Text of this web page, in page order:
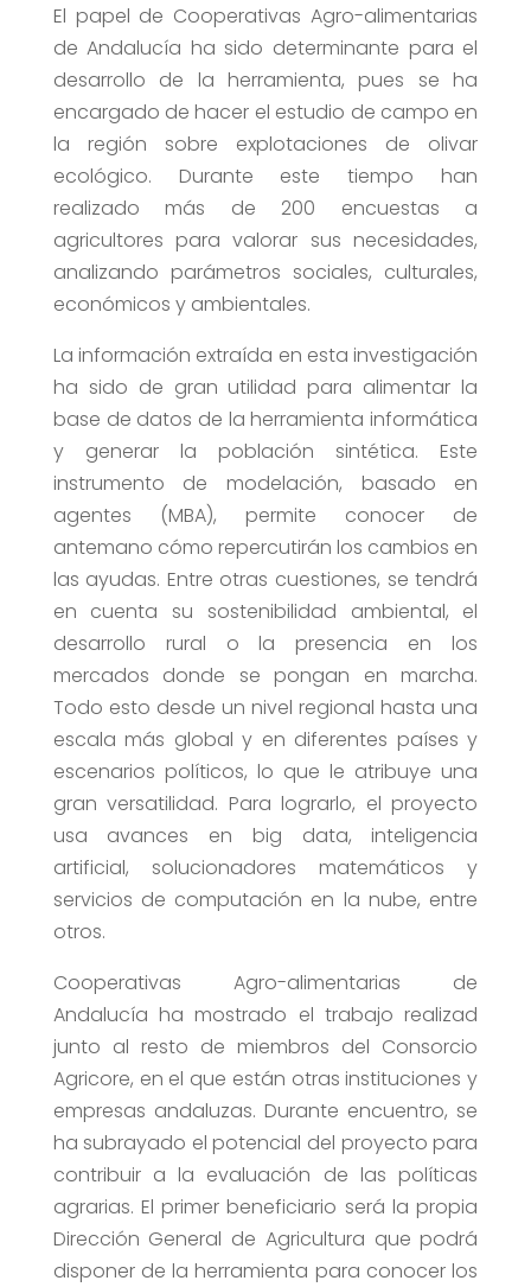
El papel de Cooperativas Agro-alimentarias
de Andalucía ha sido determinante para el
desarrollo de la herramienta, pues se ha
encargado de hacer el estudio de campo en
la región sobre explotaciones de olivar
ecológico. Durante este tiempo han
realizado más de 200 encuestas a
agricultores para valorar sus necesidades,
analizando parámetros sociales, culturales,
económicos y ambientales.
La información extraída en esta investigación
ha sido de gran utilidad para alimentar la
base de datos de la herramienta informática
y generar la población sintética. Este
instrumento de modelación, basado en
agentes (MBA), permite conocer de
antemano cómo repercutirán los cambios en
las ayudas. Entre otras cuestiones, se tendrá
en cuenta su sostenibilidad ambiental, el
desarrollo rural o la presencia en los
mercados donde se pongan en marcha.
Todo esto desde un nivel regional hasta una
escala más global y en diferentes países y
escenarios políticos, lo que le atribuye una
gran versatilidad. Para lograrlo, el proyecto
usa avances en big data, inteligencia
artificial, solucionadores matemáticos y
servicios de computación en la nube, entre
otros.
Cooperativas Agro-alimentarias de
Andalucía ha mostrado el trabajo realizad
junto al resto de miembros del Consorcio
Agricore, en el que están otras instituciones y
empresas andaluzas. Durante encuentro, se
ha subrayado el potencial del proyecto para
contribuir a la evaluación de las políticas
agrarias. El primer beneficiario será la propia
Dirección General de Agricultura que podrá
disponer de la herramienta para conocer los